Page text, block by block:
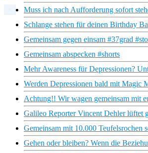
Muss ich nach Aufforderung sofort
Schlange stehen für deinen Birthday
Gemeinsam gegen einsam #37grad
Gemeinsam abspecken #shorts
Mehr Awareness für Depressionen?
Werden Depressionen bald mit Magic
Achtung!! Wir wagen gemeinsam mit
Galileo Reporter Vincent Dehler lüftet
Gemeinsam mit 10.000 Teufelsrochen
Gehen oder bleiben? Wenn die